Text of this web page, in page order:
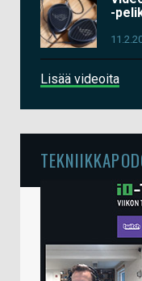
-
Lisää videoita